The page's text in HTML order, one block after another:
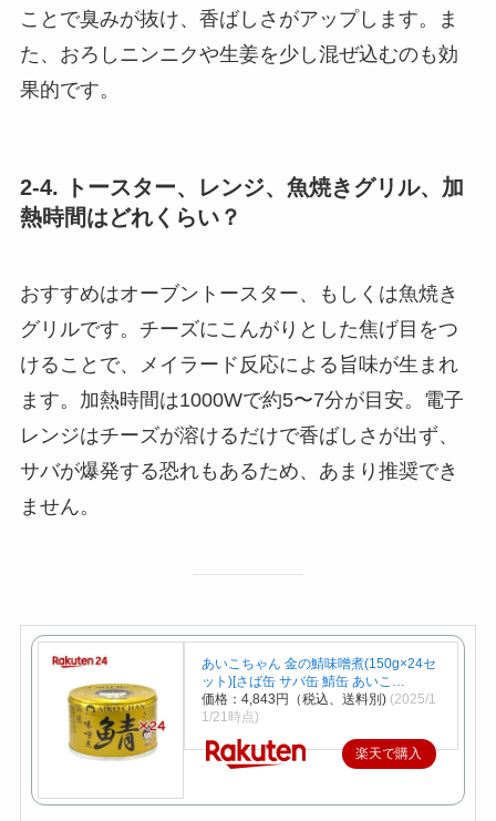
ことで臭みが抜け、香ばしさがアップします。ま
た、おろしニンニクや生姜を少し混ぜ込むのも効
果的です。
2-4. トースター、レンジ、魚焼きグリル、加
熱時間はどれくらい？
おすすめはオーブントースター、もしくは魚焼き
グリルです。チーズにこんがりとした焦げ目をつ
けることで、メイラード反応による旨味が生まれ
ます。加熱時間は1000Wで約5〜7分が目安。電子
レンジはチーズが溶けるだけで香ばしさが出ず、
サバが爆発する恐れもあるため、あまり推奨でき
ません。
あいこちゃん 金の鯖味噌煮(150g×24セ
ット)[さば缶 サバ缶 鯖缶 あいこ…
価格：4,843円（税込、送料別) (2025/1
1/21時点)
楽天で購入